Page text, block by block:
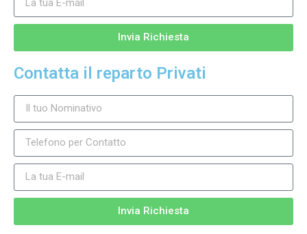
Invia Richiesta
Contatta il reparto Privati
Invia Richiesta